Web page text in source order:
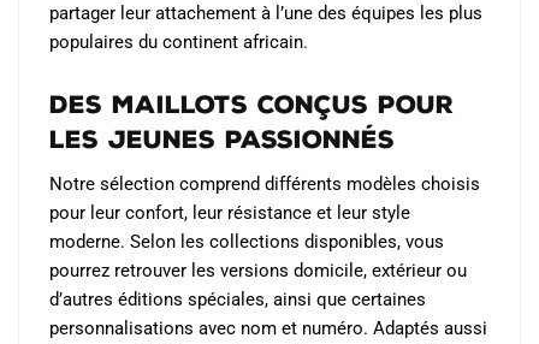
partager leur attachement à l’une des équipes les plus
populaires du continent africain.
Des maillots conçus pour
les jeunes passionnés
Notre sélection comprend différents modèles choisis
pour leur confort, leur résistance et leur style
moderne. Selon les collections disponibles, vous
pourrez retrouver les versions domicile, extérieur ou
d’autres éditions spéciales, ainsi que certaines
personnalisations avec nom et numéro. Adaptés aussi